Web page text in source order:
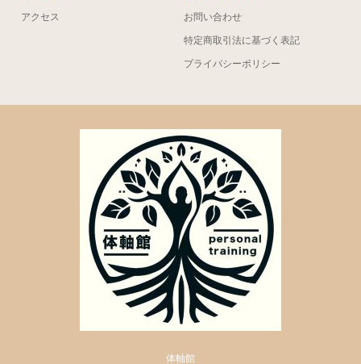
アクセス お問い合わせ
特定商取引法に基づく表記
プライバシーポリシー
体軸館